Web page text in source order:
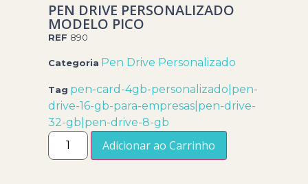
PEN DRIVE PERSONALIZADO
MODELO PICO
REF 890
Categoria Pen Drive Personalizado
Tag pen-card-4gb-personalizado|pen-
drive-16-gb-para-empresas|pen-drive-
32-gb|pen-drive-8-gb
Adicionar ao Carrinho